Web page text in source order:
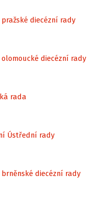
pražské diecézní rady
olomoucké diecézní rady
rada
Ústřední rady
brněnské diecézní rady